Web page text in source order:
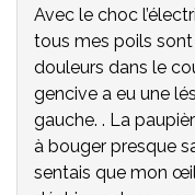
Avec le choc
tous mes poils sont
douleurs dans le
gencive a eu une
gauche. . La
à bouger presque
sentais que mon œil